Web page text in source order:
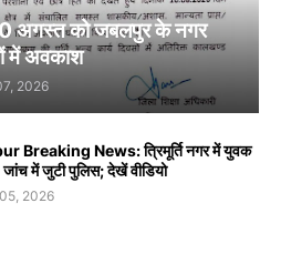
को जबलपुर के नगर
में अवकाश
2026
Breaking News: त्रिमूर्ति नगर में युवक
जांच में जुटी पुलिस; देखें वीडियो
2026